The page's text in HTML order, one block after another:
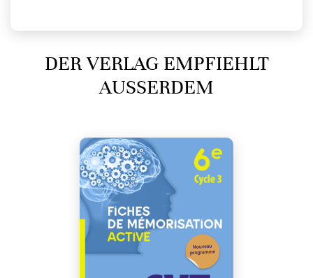
DER VERLAG EMPFIEHLT
AUSSERDEM